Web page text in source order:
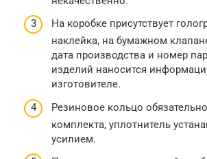
На коробке присутствует
наклейка, на бумажном
дата производства и номер
изделий наносится
изготовителе.
Резиновое кольцо
комплекта, уплотнитель
усилием.